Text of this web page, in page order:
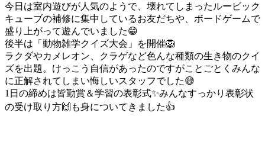
今日は室内遊びが人気のようで、壊れてしまったルービック
キューブの補修に集中しているお友だちや、ボードゲームで
盛り上がって遊んでいました😁
後半は「動物雑学クイズ大会」を開催🦁
ラクダやカメレオン、クラゲなど色んな種類の生き物のクイ
ズを出題。けっこう自信があったのですがことごとくみんな
に正解されてしまい悔しいスタッフでした😅
1日の締めは皆勤賞＆学習の表彰式✨みんなすっかり表彰状
の受け取り方🙌も身についてきました👍